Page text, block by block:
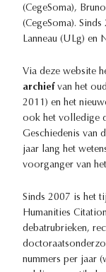
(CegeSoma),
(CegeSoma).
Lanneau (ULg) en
Via deze website
archief van het
2011) en het
ook het volledige
Geschiedenis van
jaar lang het
voorganger van
Sinds 2007 is het
Humanities
debatrubrieken,
nummers per jaar